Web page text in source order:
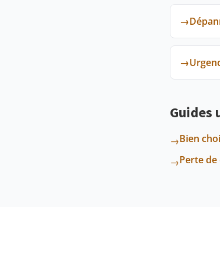
→
→
Guides
→Bien
→Perte de